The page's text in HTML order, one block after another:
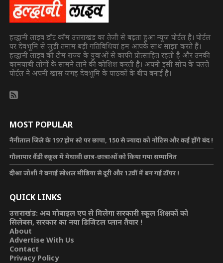
हल्द्वानी लाइव डॉट कॉम उत्तराखंड का तेजी से बढ़ता हुआ न्यूज पोर्टल है। पोर्टल
पर देवभूमि से जुड़ी तमाम बड़ी गतिविधियां हम आपके साथ साझा करते हैं।
हल्द्वानी लाइव की टीम राज्य के युवाओं से काफी प्रोत्साहित रहती है और उनकी
कामयाबी लोगों के सामने लाने की कोशिश करती है। अपनी इसी सोच के चलते
पोर्टल ने अपनी खास जगह देवभूमि के पाठकों के बीच बनाई है।
MOST POPULAR
नैनीताल जिले के 197 होम स्टे पर छापा, 150 से ज्यादा को नोटिस और कई होंगे बंद !
गौलापार वैंडी स्कूल में मेधावी छात्र-छात्राओं को किया गया सम्मानित
दीश्रा जोशी ने बनाई सोशल मीडिया से दूरी और 12वीं में बन गई टॉपर !
QUICK LINKS
उत्तराखंड: अब मोबाइल एप से मिलेगा सरकारी स्कूल शिक्षकों को
सिलेबस, सरकार का नया डिजिटल प्लान तैयार !
About
Advertise With Us
Contact
Privacy Policy